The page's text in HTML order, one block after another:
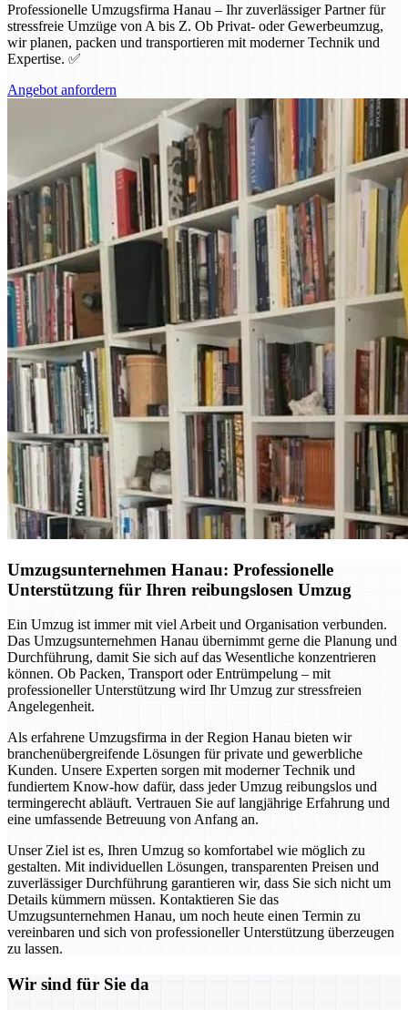
Professionelle Umzugsfirma Hanau – Ihr zuverlässiger Partner für
stressfreie Umzüge von A bis Z. Ob Privat- oder Gewerbeumzug,
wir planen, packen und transportieren mit moderner Technik und
Expertise. ✅
Angebot anfordern
Umzugsunternehmen Hanau: Professionelle
Unterstützung für Ihren reibungslosen Umzug
Ein Umzug ist immer mit viel Arbeit und Organisation verbunden.
Das Umzugsunternehmen Hanau übernimmt gerne die Planung und
Durchführung, damit Sie sich auf das Wesentliche konzentrieren
können. Ob Packen, Transport oder Entrümpelung – mit
professioneller Unterstützung wird Ihr Umzug zur stressfreien
Angelegenheit.
Als erfahrene Umzugsfirma in der Region Hanau bieten wir
branchenübergreifende Lösungen für private und gewerbliche
Kunden. Unsere Experten sorgen mit moderner Technik und
fundiertem Know-how dafür, dass jeder Umzug reibungslos und
termingerecht abläuft. Vertrauen Sie auf langjährige Erfahrung und
eine umfassende Betreuung von Anfang an.
Unser Ziel ist es, Ihren Umzug so komfortabel wie möglich zu
gestalten. Mit individuellen Lösungen, transparenten Preisen und
zuverlässiger Durchführung garantieren wir, dass Sie sich nicht um
Details kümmern müssen. Kontaktieren Sie das
Umzugsunternehmen Hanau, um noch heute einen Termin zu
vereinbaren und sich von professioneller Unterstützung überzeugen
zu lassen.
Wir sind für Sie da